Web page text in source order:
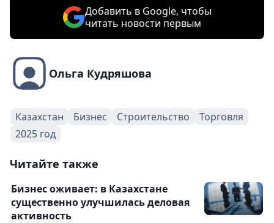
Добавить в Google, чтобы
читать новости первым
Ольга Кудряшова
Казахстан Бизнес Строительство
Торговля
2025 год
Читайте также
Бизнес оживает: в Казахстане
существенно улучшилась деловая
активность